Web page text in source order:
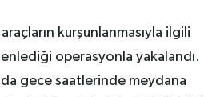
kurşunlanmasıyla ilgili
operasyonla yakalandı.
gece saatlerinde meydana